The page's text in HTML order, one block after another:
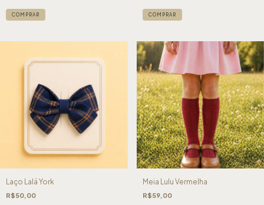
COMPRAR COMPRAR
Laço Lalá York
R$50,00
Meia Lulu Vermelha
R$59,00